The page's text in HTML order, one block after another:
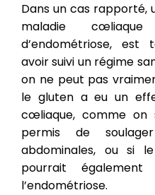
Dans un cas
maladie
d’endométriose, est
avoir suivi un régime
on ne peut pas
le gluten a eu un
cœliaque, comme on
permis de
abdominales, ou si
pourrait
l’endométriose.